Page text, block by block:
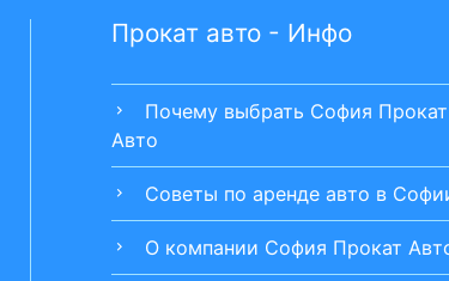
Прокат авто - Инфо
chevron_right
Почему выбрать София Прокат
Авто
chevron_right Советы по аренде авто в
chevron_right О компании София Прокат